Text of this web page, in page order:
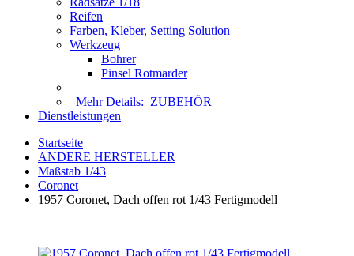
Reifen
Farben, Kleber, Setting Solution
Werkzeug
Bohrer
Pinsel Rotmarder
Mehr Details: ZUBEHÖR
Dienstleistungen
Startseite
ANDERE HERSTELLER
Maßstab 1/43
Coronet
1957 Coronet, Dach offen rot 1/43 Fertigmodell